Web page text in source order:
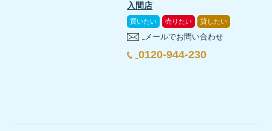
これから住まい探しを始める方にとって「どこに住むか」「どん
狭山不動産では、地域密着ならではの土地情報と柔軟な提案力で
ぜひお気軽にご相談ください。
入間店
買いたい 売りたい 貸したい
メールでお問い合わせ
0120-944-230